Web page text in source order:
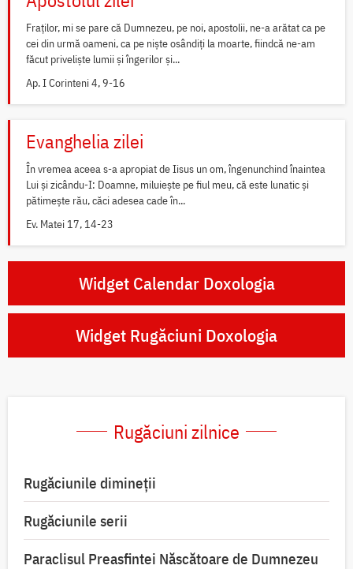
Fraților, mi se pare că Dumnezeu, pe noi, apostolii, ne-a arătat ca pe
cei din urmă oameni, ca pe niște osândiți la moarte, fiindcă ne-am
făcut priveliște lumii și îngerilor și...
Ap. I Corinteni 4, 9-16
Evanghelia zilei
În vremea aceea s-a apropiat de Iisus un om, îngenunchind înaintea
Lui și zicându-I: Doamne, miluiește pe fiul meu, că este lunatic și
pătimește rău, căci adesea cade în...
Ev. Matei 17, 14-23
Widget Calendar Doxologia
Widget Rugăciuni Doxologia
Rugăciuni zilnice
Rugăciunile dimineții
Rugăciunile serii
Paraclisul Preasfintei Născătoare de Dumnezeu